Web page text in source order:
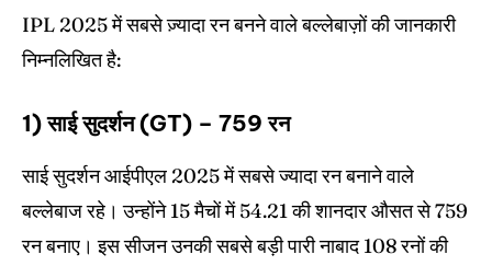
IPL 2025 में सबसे ज़्यादा रन बनने वाले बल्लेबाज़ों की जानकारी
निम्नलिखित है:
1) साई सुदर्शन (GT) – 759 रन
साई सुदर्शन आईपीएल 2025 में सबसे ज्यादा रन बनाने वाले
बल्लेबाज रहे। उन्होंने 15 मैचों में 54.21 की शानदार औसत से 759
रन बनाए। इस सीजन उनकी सबसे बड़ी पारी नाबाद 108 रनों की